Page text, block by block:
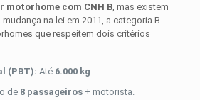
motorhome com CNH B, mas existem
na lei em 2011, a categoria B
que respeitem dois critérios
(PBT): Até 6.000 kg
de 8 passageiros+ motorista.